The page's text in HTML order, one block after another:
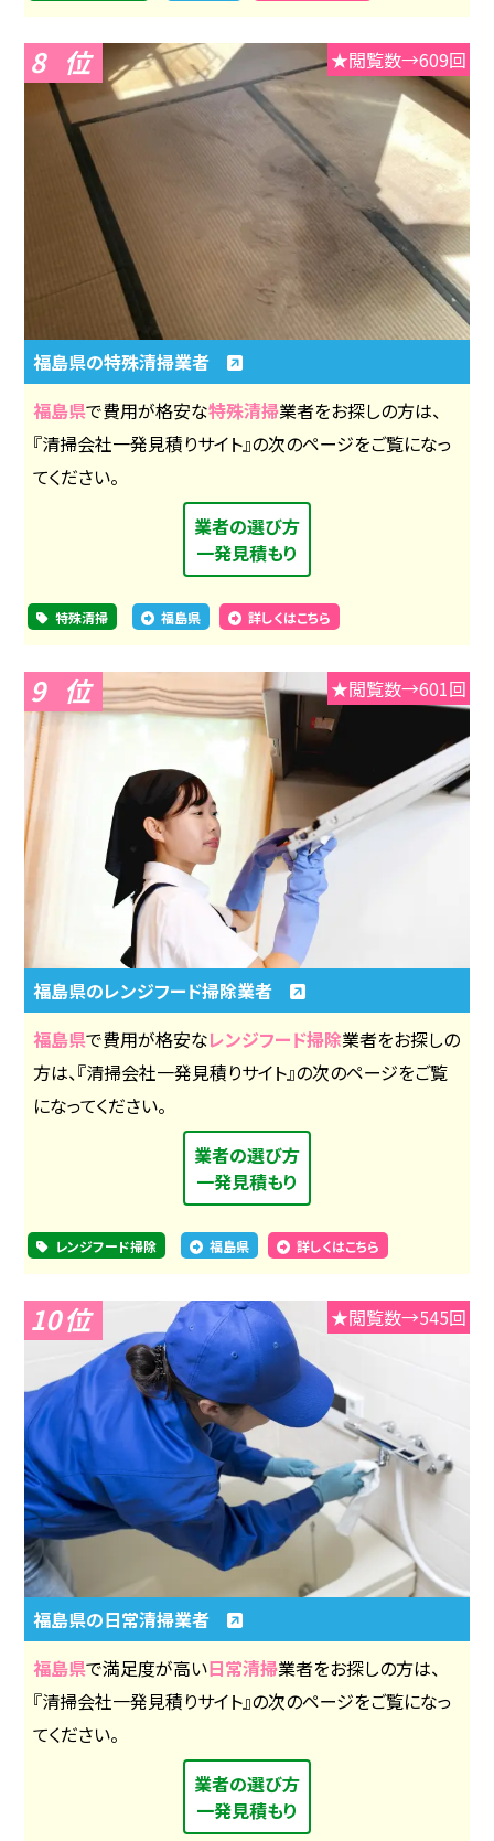
8 ★閲覧数→609回
福島県の特殊清掃業者
福島県で費用が格安な特殊清掃業者をお探しの方は、
『清掃会社一発見積りサイト』の次のページをご覧になっ
てください。
業者の選び方
一発見積もり
特殊清掃 福島県 詳しくはこちら
9 ★閲覧数→601回
福島県のレンジフード掃除業者
福島県で費用が格安なレンジフード掃除業者をお探しの
方は、『清掃会社一発見積りサイト』の次のページをご覧
になってください。
業者の選び方
一発見積もり
レンジフード掃除 福島県 詳しくはこちら
10 ★閲覧数→545回
福島県の日常清掃業者
福島県で満足度が高い日常清掃業者をお探しの方は、
『清掃会社一発見積りサイト』の次のページをご覧になっ
てください。
業者の選び方
一発見積もり